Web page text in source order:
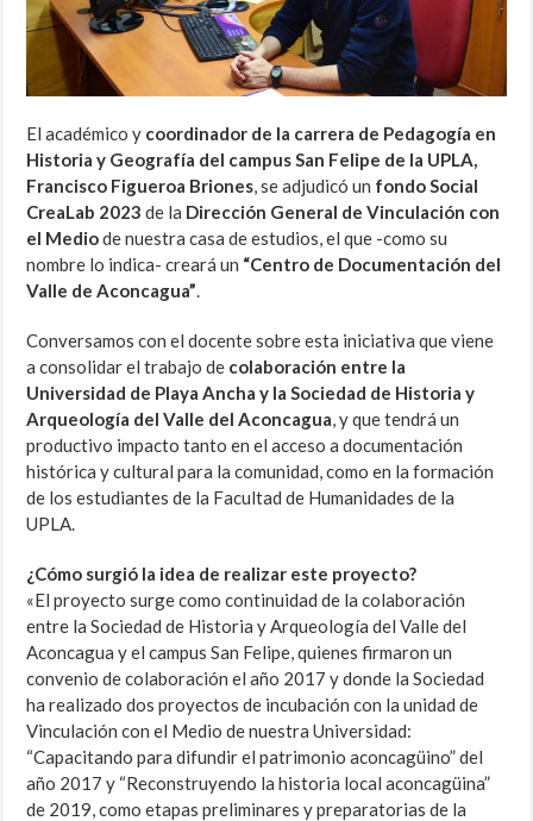
El académico y coordinador de la carrera de Pedagogía en
Historia y Geografía del campus San Felipe de la UPLA,
Francisco Figueroa Briones , se adjudicó un fondo Social
CreaLab 2023 de la Dirección General de Vinculación con
el Mediode nuestra casa de estudios, el que -como su
nombre lo indica- creará un “Centro de Documentación del
Valle de Aconcagua”
Conversamos con el docente sobre esta iniciativa que viene
a consolidar el trabajo de colaboración entre la
Universidad de Playa Ancha y la Sociedad de Historia y
Arqueología del Valle del Aconcagua , y que tendrá un
productivo impacto tanto en el acceso a documentación
histórica y cultural para la comunidad, como en la formación
de los estudiantes de la Facultad de Humanidades de la
UPLA.
¿Cómo surgió la idea de realizar este proyecto?
«El proyecto surge como continuidad de la colaboración
entre la Sociedad de Historia y Arqueología del Valle del
Aconcagua y el campus San Felipe, quienes firmaron un
convenio de colaboración el año 2017 y donde la Sociedad
ha realizado dos proyectos de incubación con la unidad de
Vinculación con el Medio de nuestra Universidad:
“Capacitando para difundir el patrimonio aconcagüino” del
año 2017 y “Reconstruyendo la historia local aconcagüina”
de 2019, como etapas preliminares y preparatorias de la